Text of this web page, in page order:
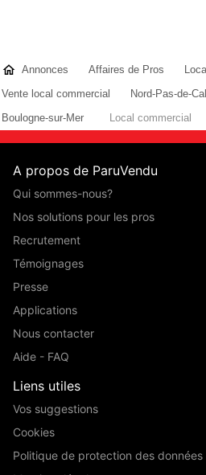
Annonces Affaires de Pros
Vente local commercial
Nord-Pas-de-
Boulogne-sur-Mer
Local commercial
A propos de ParuVendu
Qui sommes-nous?
Nos solutions pour les pros
Recrutement
Témoignages
Presse
Applications
Nous contacter
Aide - FAQ
Liens utiles
Vos suggestions
Cookies
Politique de protection des données